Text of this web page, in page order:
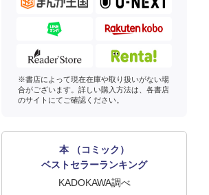
※書店によって現在在庫や取り扱いがない場
合がございます。詳しい購入方法は、各書店
のサイトにてご確認ください。
本 （コミック）
ベストセラーランキング
KADOKAWA調べ